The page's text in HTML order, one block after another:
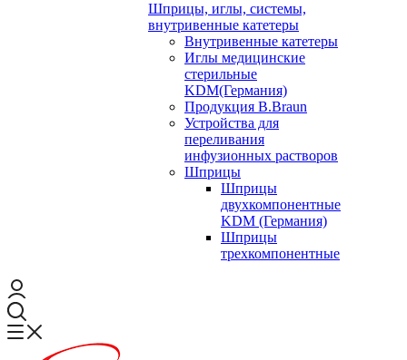
Шприцы, иглы, системы,
внутривенные катетеры
Внутривенные катетеры
Иглы медицинские
стерильные
KDM(Германия)
Продукция B.Braun
Устройства для
переливания
инфузионных растворов
Шприцы
Шприцы
двухкомпонентные
KDM (Германия)
Шприцы
трехкомпонентные